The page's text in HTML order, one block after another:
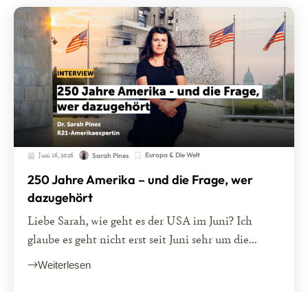
Juni 16, 2026 Sarah Pines Europa & Die Welt
250 Jahre Amerika – und die Frage, wer
dazugehört
Liebe Sarah, wie geht es der USA im Juni? Ich
glaube es geht nicht erst seit Juni sehr um die...
Weiterlesen